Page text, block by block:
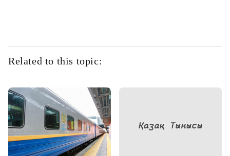
Related to this topic: